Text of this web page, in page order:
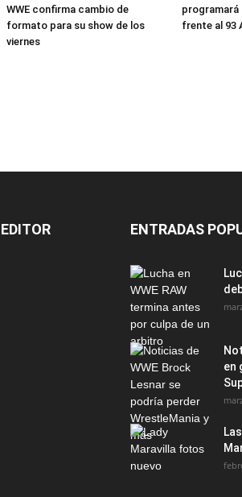
WWE confirma cambio de
formato para su show de los
viernes
programará
frente al 93
ENTRADAS
en